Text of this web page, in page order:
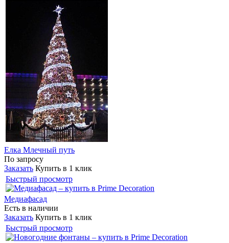
Елка Млечный путь
По запросу
Заказать Купить в 1 клик
Быстрый просмотр
Медиафасад
Есть в наличии
Заказать Купить в 1 клик
Быстрый просмотр